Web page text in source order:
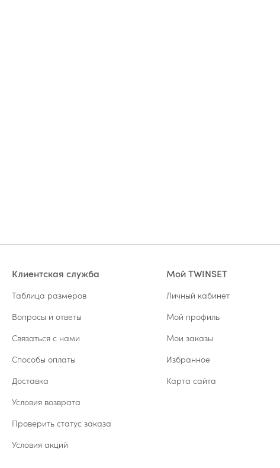
Клиентская служба
Таблица размеров
Вопросы и ответы
Связаться с нами
Способы оплаты
Доставка
Условия возврата
Проверить статус заказа
Условия акций
Мой TWINSET
Личный кабинет
Мой профиль
Мои заказы
Избранное
Карта сайта